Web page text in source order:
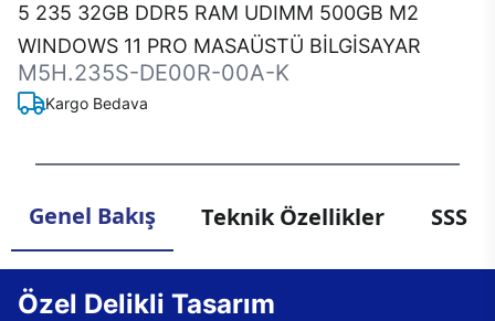
5 235 32GB DDR5 RAM UDIMM 500GB M2
WINDOWS 11 PRO MASAÜSTÜ BİLGİSAYAR
M5H.235S-DE00R-00A-K
Kargo Bedava
Genel Bakış Teknik Özellikler SSS
Özel Delikli Tasarım